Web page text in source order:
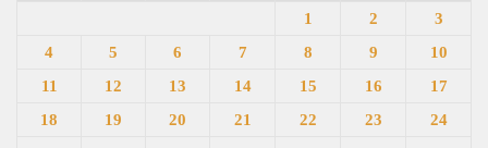
1
2
3
4
5 6 7 8 9
10
11
12 13 14 15 16
17
18
19 20 21 22 23
24